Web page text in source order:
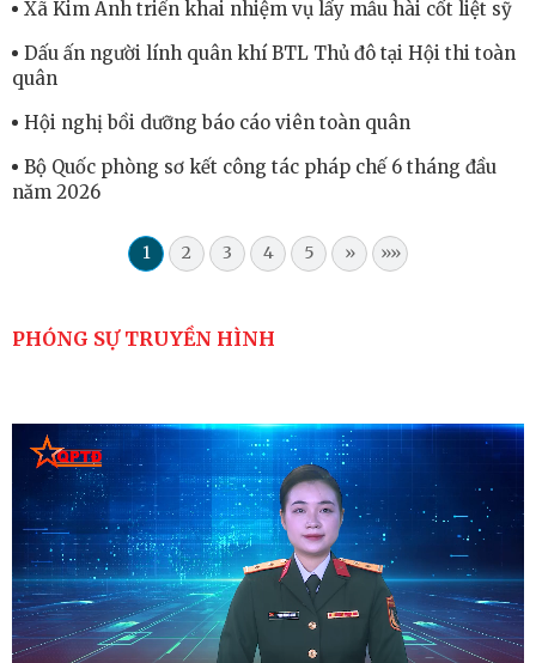
Xã Kim Anh triển khai nhiệm vụ lấy mẫu hài cốt liệt sỹ
Dấu ấn người lính quân khí BTL Thủ đô tại Hội thi toàn
quân
Hội nghị bồi dưỡng báo cáo viên toàn quân
Bộ Quốc phòng sơ kết công tác pháp chế 6 tháng đầu
năm 2026
1 2 3 4 5 » »»
PHÓNG SỰ TRUYỀN HÌNH